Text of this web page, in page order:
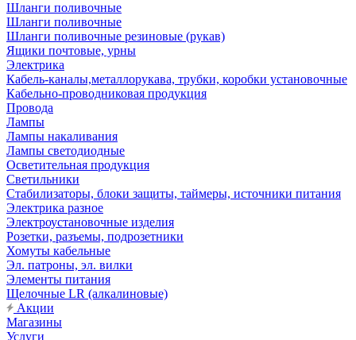
Шланги поливочные
Шланги поливочные
Шланги поливочные резиновые (рукав)
Ящики почтовые, урны
Электрика
Кабель-каналы,металлорукава, трубки, коробки установочные
Кабельно-проводниковая продукция
Провода
Лампы
Лампы накаливания
Лампы светодиодные
Осветительная продукция
Светильники
Стабилизаторы, блоки защиты, таймеры, источники питания
Электрика разное
Электроустановочные изделия
Розетки, разъемы, подрозетники
Хомуты кабельные
Эл. патроны, эл. вилки
Элементы питания
Щелочные LR (алкалиновые)
Акции
Магазины
Услуги